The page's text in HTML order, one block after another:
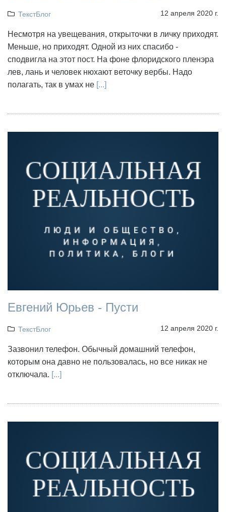
ТекстБлог 12 апреля 2020 г.
Несмотря на увещевания, открыточки в личку приходят.
Меньше, но приходят. Одной из них спасибо -
сподвигла на этот пост. На фоне флоридского пленэра
лев, лань и человек нюхают веточку вербы. Надо
полагать, так в умах не [...]
Евгений Юрьев - Пусти
ТекстБлог 12 апреля 2020 г.
Зазвонил телефон. Обычный домашний телефон,
которым она давно не пользовалась, но все никак не
отключала. [...]